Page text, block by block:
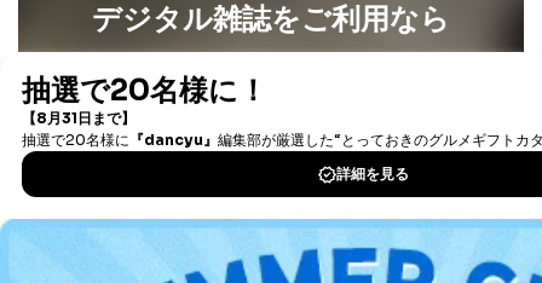
デジタル雑誌をご利用なら
書籍）が無料で読み放題！
DOWNLOAD FOR IOS
DOWNLOAD FOR ANDROID